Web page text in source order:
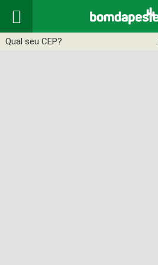
